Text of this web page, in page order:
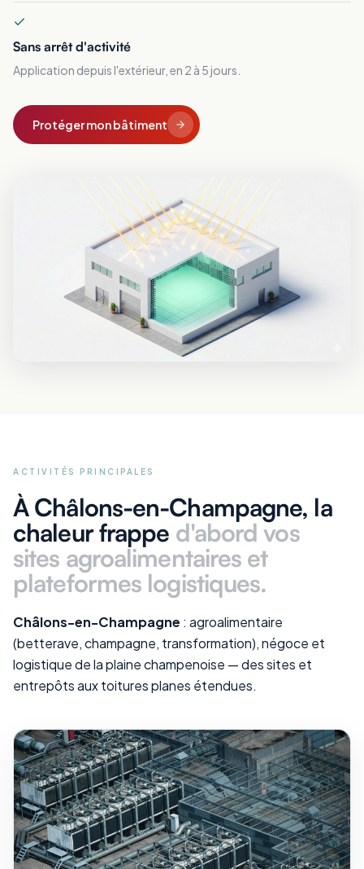
Sans arrêt d'activité
Application depuis l'extérieur, en 2 à 5 jours.
Protéger mon bâtiment
ACTIVITÉS PRINCIPALES
À Châlons-en-Champagne, la
chaleur frappe d'abord vos
sites agroalimentaires et
plateformes logistiques.
Châlons-en-Champagne : agroalimentaire
(betterave, champagne, transformation), négoce et
logistique de la plaine champenoise — des sites et
entrepôts aux toitures planes étendues.